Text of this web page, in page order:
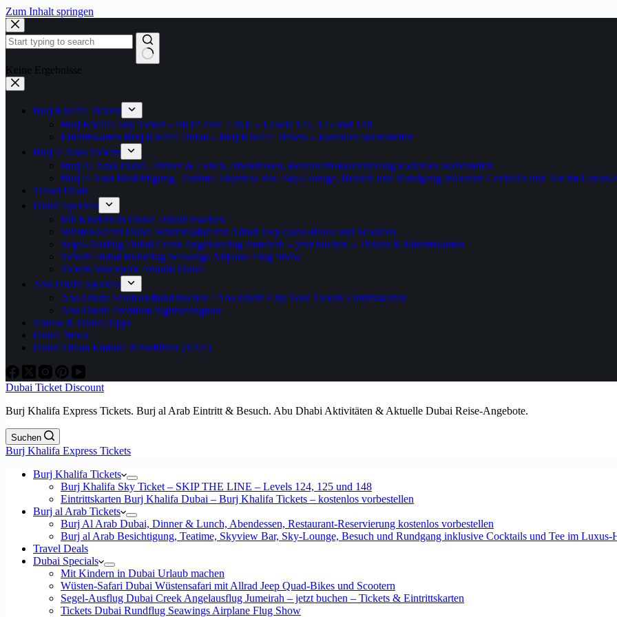
Zum Inhalt springen
Keine Ergebnisse
Burj Khalifa Tickets
Burj Khalifa Sky Ticket – SKIP THE LINE – Levels 124, 125 und 148
Eintrittskarten Burj Khalifa Dubai – Burj Khalifa Tickets – kostenlos vorbestellen
Burj al Arab Tickets
Burj Al Arab Dubai, Dinner & Lunch, Abendessen, Restaurant-Reservierung kostenlos vorbestellen
Burj al Arab Besichtigung, Teatime, Skyview Bar, Sky-Lounge, Besuch und Rundgang inklusive Cocktails und Tee im Luxus-
Travel Deals
Dubai Specials
Mit Kindern in Dubai Urlaub machen
Wüsten-Safari Dubai Wüstensafari mit Allrad Jeep Quad-Bikes und Scootern
Segel-Ausflug Dubai Creek Angelausflug Jumeirah – jetzt buchen – Tickets & Eintrittskarten
Tickets Dubai Rundflug Seawings Airplane Flug Show
Tickets Waterpark Atlantis Dubai
Abu Dhabi Specials
Abu Dhabi Stadtrundfahrt buchen / Abu Dhabi City Tour Tickets Eintrittskarten
Abu Dhabi Premium Sightseeingtour
Videos & Dubai-Tipps
Dubai News
Dubai Oman Emirate Reiseführer (VAE)
Dubai Ticket Discount
Burj Khalifa Express Tickets. Burj al Arab Eintritt & Besuch. Abu Dhabi Aktivitäten & Aktuelle Dubai Reise-Angebote.
Suchen
Burj Khalifa Express Tickets
Burj Khalifa Tickets
Burj Khalifa Sky Ticket – SKIP THE LINE – Levels 124, 125 und 148
Eintrittskarten Burj Khalifa Dubai – Burj Khalifa Tickets – kostenlos vorbestellen
Burj al Arab Tickets
Burj Al Arab Dubai, Dinner & Lunch, Abendessen, Restaurant-Reservierung kostenlos vorbestellen
Burj al Arab Besichtigung, Teatime, Skyview Bar, Sky-Lounge, Besuch und Rundgang inklusive Cocktails und Tee im Luxus-
Travel Deals
Dubai Specials
Mit Kindern in Dubai Urlaub machen
Wüsten-Safari Dubai Wüstensafari mit Allrad Jeep Quad-Bikes und Scootern
Segel-Ausflug Dubai Creek Angelausflug Jumeirah – jetzt buchen – Tickets & Eintrittskarten
Tickets Dubai Rundflug Seawings Airplane Flug Show